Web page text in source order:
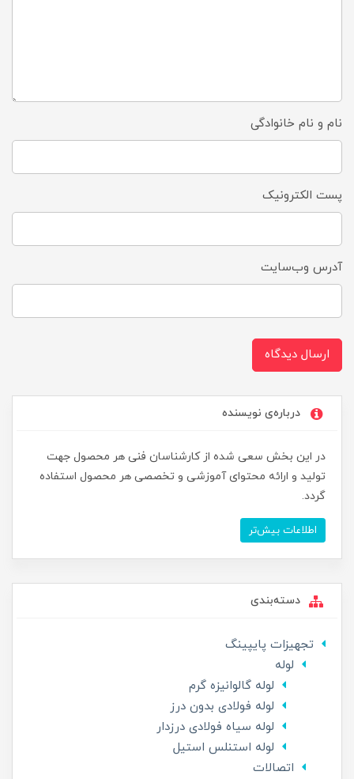
نام و نام خانوادگی
پست الکترونیک
آدرس وب‌سایت
ارسال دیدگاه
درباره‌ی نویسنده
در این بخش سعی شده از کارشناسان فنی هر محصول جهت
تولید و ارائه محتوای آموزشی و تخصصی هر محصول استفاده
گردد.
اطلاعات بیش‌تر
دسته‌بندی
تجهیزات پایپینگ
لوله
لوله گالوانیزه گرم
لوله فولادی بدون درز
لوله سیاه فولادی درزدار
لوله استنلس استیل
اتصالات